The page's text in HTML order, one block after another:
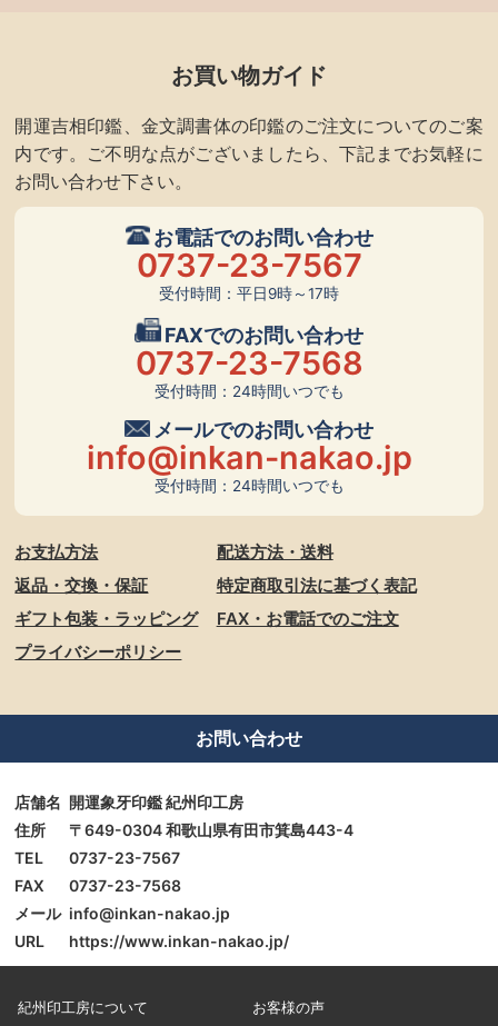
お買い物ガイド
開運吉相印鑑、金文調書体の印鑑のご注文についてのご案
内です。ご不明な点がございましたら、下記までお気軽に
お問い合わせ下さい。
お電話でのお問い合わせ
0737-23-7567
受付時間：平日9時～17時
FAXでのお問い合わせ
0737-23-7568
受付時間：24時間いつでも
メールでのお問い合わせ
info@inkan-nakao.jp
受付時間：24時間いつでも
お支払方法
配送方法・送料
返品・交換・保証
特定商取引法に基づく表記
ギフト包装・ラッピング
FAX・お電話でのご注文
プライバシーポリシー
お問い合わせ
店舗名 開運象牙印鑑 紀州印工房
住所
〒649-0304 和歌山県有田市箕島443-4
TEL
0737-23-7567
FAX
0737-23-7568
メール info@inkan-nakao.jp
URL
https://www.inkan-nakao.jp/
紀州印工房について お客様の声